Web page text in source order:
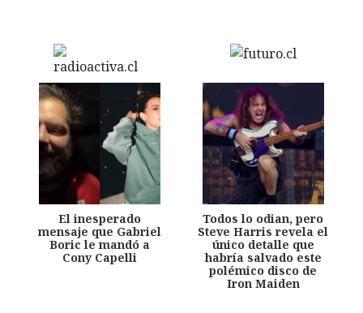
El inesperado
mensaje que Gabriel
Boric le mandó a
Cony Capelli
Todos lo odian, pero
Steve Harris revela el
único detalle que
habría salvado este
polémico disco de
Iron Maiden